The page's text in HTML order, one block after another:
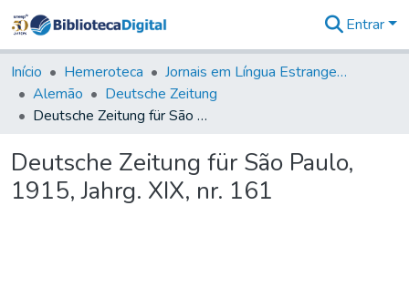
&
Coleções
Tudo na
Biblioteca
Estatísticas
Entrar
Início Hemeroteca
Jornais em Língua Estrangeira
Alemão
Deutsche Zeitung
Deutsche Zeitung für São Paulo, 1915, Jahrg. XIX, nr. 161
Deutsche Zeitung für São Paulo,
1915, Jahrg. XIX, nr. 161